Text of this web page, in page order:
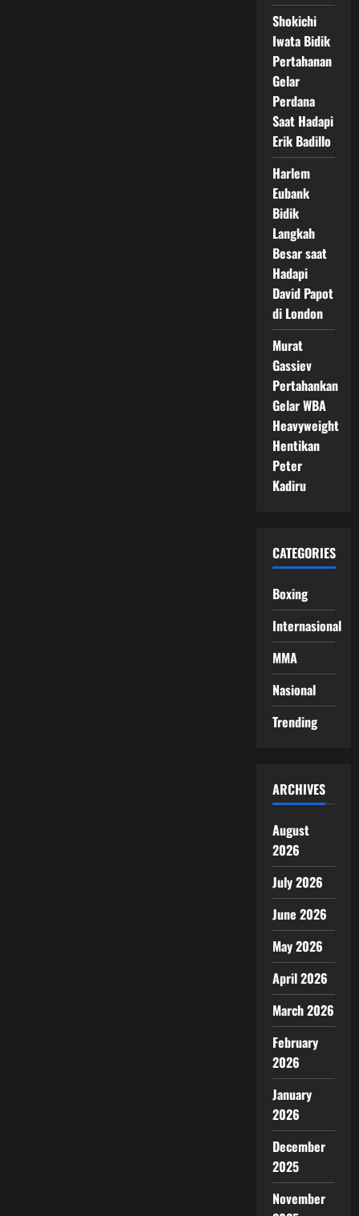
Shokichi
Iwata Bidik
Pertahanan
Gelar
Perdana
Saat Hadapi
Erik Badillo
Harlem
Eubank
Bidik
Langkah
Besar saat
Hadapi
David Papot
di London
Murat
Gassiev
Pertahankan
Gelar WBA
Heavyweight
Hentikan
Peter
Kadiru
CATEGORIES
Boxing
Internasional
MMA
Nasional
Trending
ARCHIVES
August
2026
July 2026
June 2026
May 2026
April 2026
March 2026
February
2026
January
2026
December
2025
November